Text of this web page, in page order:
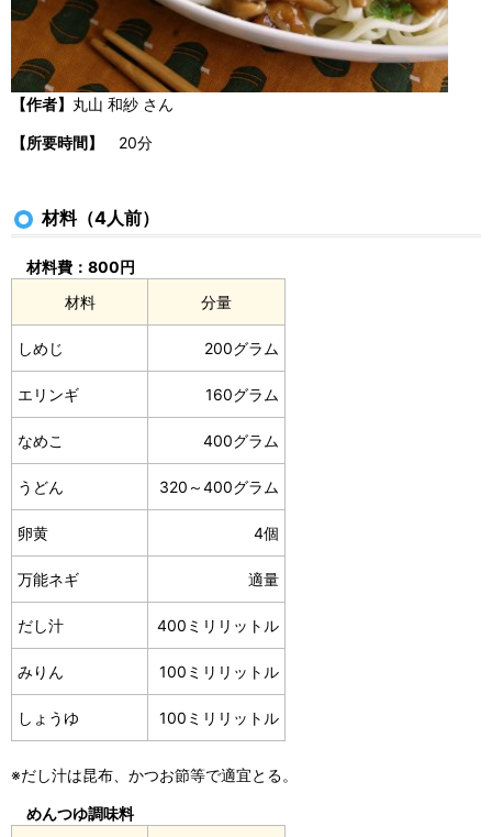
【作者】 丸山 和紗 さん
【所要時間】 20分
材料（4人前）
材料費：800円
材料
分量
しめじ 200グラム
エリンギ 160グラム
なめこ 400グラム
うどん 320～400グラム
卵黄 4個
万能ネギ 適量
だし汁 400ミリリットル
みりん 100ミリリットル
しょうゆ 100ミリリットル
※だし汁は昆布、かつお節等で適宜とる。
めんつゆ調味料